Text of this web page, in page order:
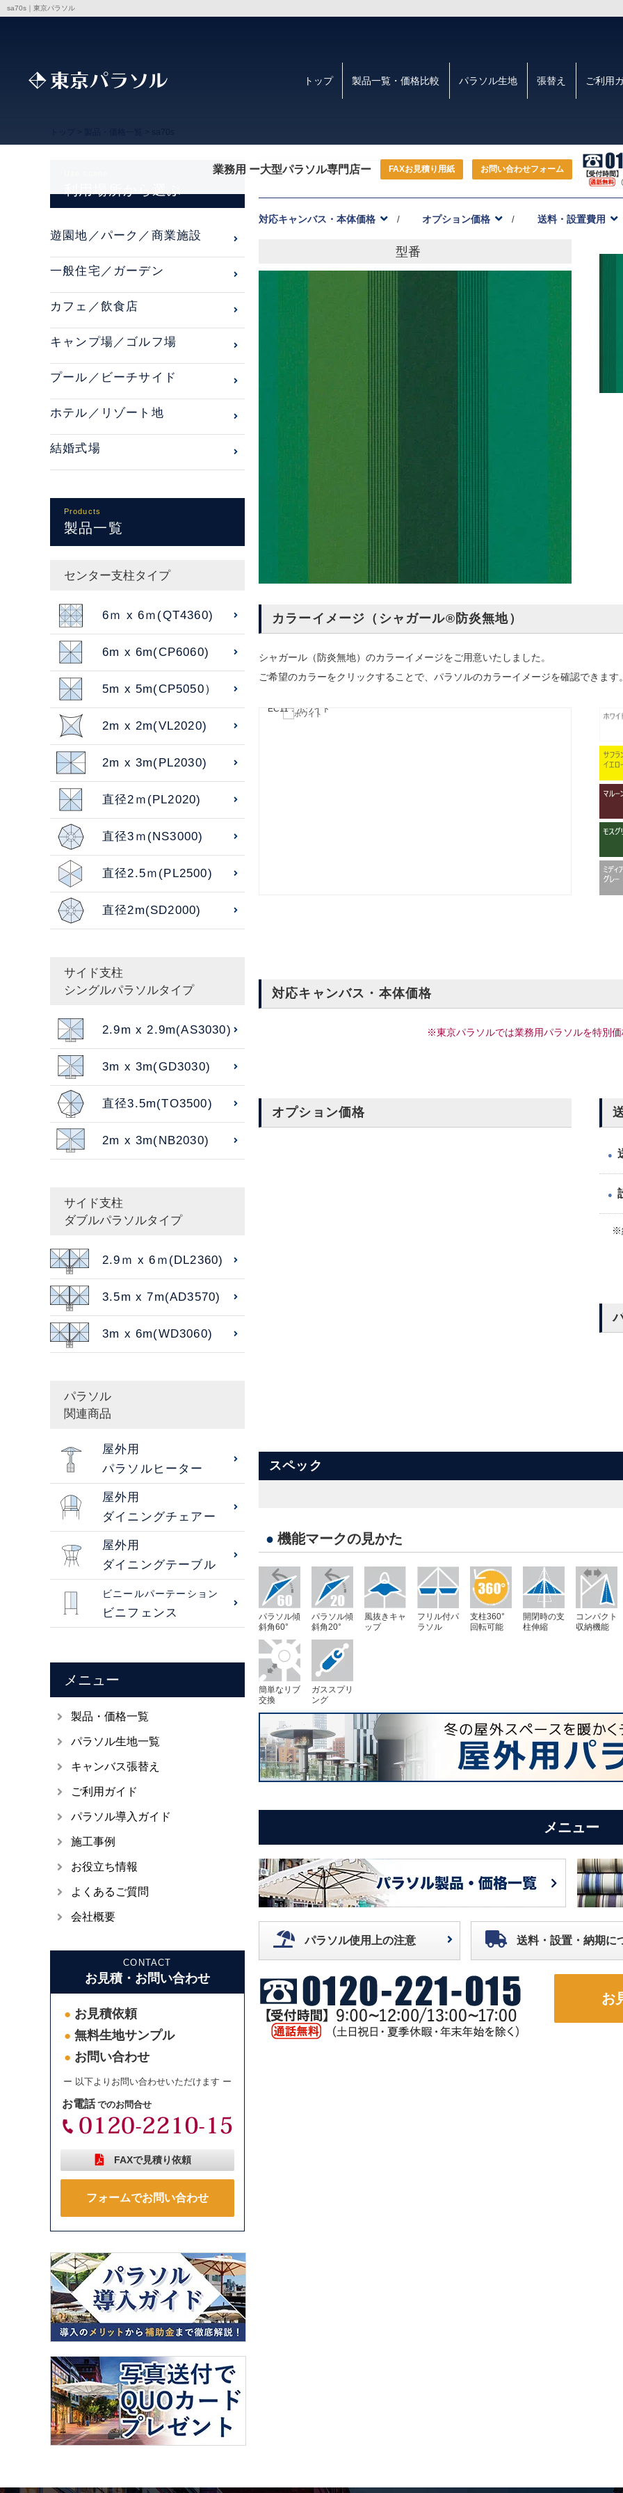
sa70s｜東京パラソル
トップ 製品一覧・価格比較 パラソル生地 張替え ご利用
業務用 ー大型パラソル専門店ー FAXお見積り用紙 お問い合わせフォーム
sa70s
対応キャンバス・本体価格 オプション価格 送料・設置費用
型番
カラーイメージ（シャガール®防炎無地）
シャガール（防炎無地）のカラーイメージをご用意いたしました。
ご希望のカラーをクリックすることで、パラソルのカラーイメージを確認できます
EC11：ホワイト
対応キャンバス・本体価格
※東京パラソルでは業務用パラソルを特別
オプション価格
●
●
※
スペック
● 機能マークの見かた
パラソル傾
斜角60°
パラソル傾
斜角20°
風抜きキャ
ップ
フリル付パ
ラソル
支柱360°
回転可能
開閉時の支
柱伸縮
コンパクト
収納機能
簡単なリブ
交換
ガススプリ
ング
メニュー
パラソル使用上の注意 送料・設置・納期に
お
遊園地／パーク／商業施設
一般住宅／ガーデン
カフェ／飲食店
キャンプ場／ゴルフ場
プール／ビーチサイド
ホテル／リゾート地
結婚式場
Products
製品一覧
センター支柱タイプ
6ｍ x 6ｍ(QT4360)
6m x 6m(CP6060)
5m x 5m(CP5050）
2m x 2m(VL2020)
2m x 3m(PL2030)
直径2ｍ(PL2020)
直径3ｍ(NS3000)
直径2.5ｍ(PL2500)
直径2m(SD2000)
サイド支柱
シングルパラソルタイプ
2.9m x 2.9m(AS3030)
3m x 3m(GD3030)
直径3.5m(TO3500)
2m x 3m(NB2030)
サイド支柱
ダブルパラソルタイプ
2.9ｍ x 6ｍ(DL2360)
3.5m x 7m(AD3570)
3m x 6m(WD3060)
パラソル
関連商品
屋外用
パラソルヒーター
屋外用
ダイニングチェアー
屋外用
ダイニングテーブル
ビニールパーテーション
ビニフェンス
メニュー
製品・価格一覧
パラソル生地一覧
キャンバス張替え
ご利用ガイド
パラソル導入ガイド
施工事例
お役立ち情報
よくあるご質問
会社概要
CONTACT
お見積・お問い合わせ
● お見積依頼
● 無料生地サンプル
● お問い合わせ
ー 以下よりお問い合わせいただけます ー
お電話 でのお問合せ
FAXで見積り依頼
フォームでお問い合わせ